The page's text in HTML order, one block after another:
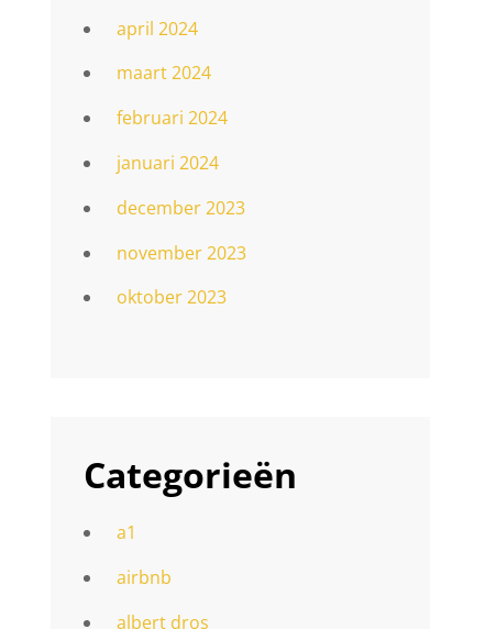
april 2024
maart 2024
februari 2024
januari 2024
december 2023
november 2023
oktober 2023
Categorieën
a1
airbnb
albert dros